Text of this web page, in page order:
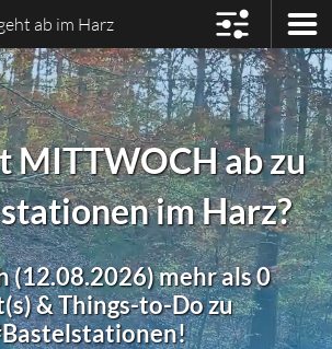
ab im Harz
MITTWOCH ab zu
im Harz?
(12.08.2026) mehr als 0
& Things-to-Do zu